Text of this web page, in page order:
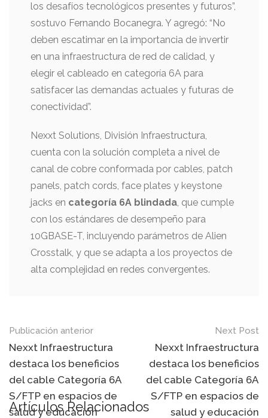
los desafíos tecnológicos presentes y futuros”,
sostuvo Fernando Bocanegra. Y agregó: “No
deben escatimar en la importancia de invertir
en una infraestructura de red de calidad, y
elegir el cableado en categoría 6A para
satisfacer las demandas actuales y futuras de
conectividad”.
Nexxt Solutions, División Infraestructura,
cuenta con la solución completa a nivel de
canal de cobre conformada por cables, patch
panels, patch cords, face plates y keystone
jacks en categoría 6A blindada, que cumple
con los estándares de desempeño para
10GBASE-T, incluyendo parámetros de Alien
Crosstalk, y que se adapta a los proyectos de
alta complejidad en redes convergentes.
Mensaje
de
navegación
Publicación anterior
Nexxt Infraestructura
destaca los beneficios
del cable Categoría 6A
S/FTP en espacios de
salud y educación
Next Post
Nexxt Infraestructura
destaca los beneficios
del cable Categoría 6A
S/FTP en espacios de
salud y educación
Artículos Relacionados